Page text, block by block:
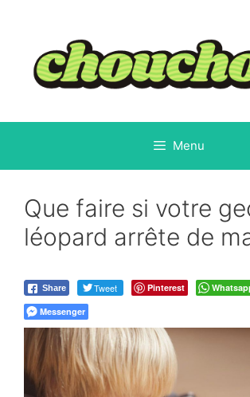
contenu
Menu
Que faire si votre
léopard arrête de
Share Tweet Pinterest
Messenger